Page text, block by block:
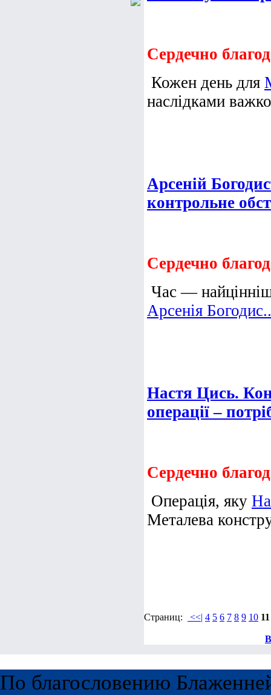
Сердечно
Кожен день для
наслідками
Арсеній
контрольне
Сердечно
Час —
Арсенія
Настя Цись.
операції –
Сердечно
Операція, яку
Металева
Страниц: <<| 4 5 6 7 8 9 10 11
По благословению